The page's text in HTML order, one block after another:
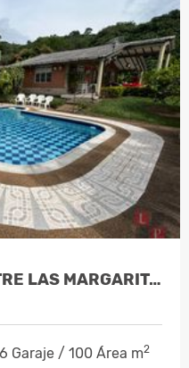
VENTA CASA CAMPESTRE LAS MARGARITAS,…
Garaje / 100 Área m2